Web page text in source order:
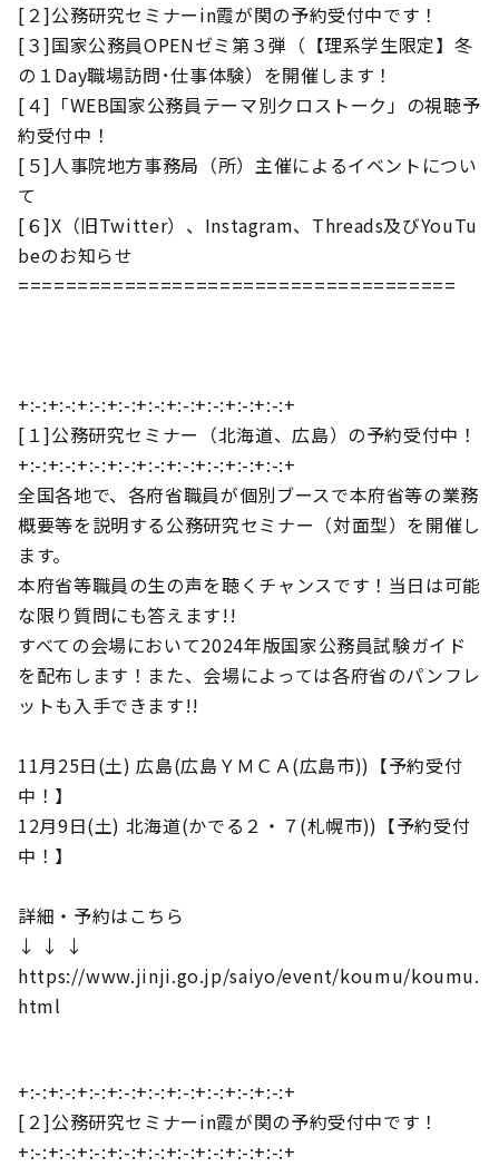
[２]公務研究セミナーin霞が関の予約受付中です！
[３]国家公務員OPENゼミ第３弾（【理系学生限定】冬
の１Day職場訪問･仕事体験）を開催します！
[４]「WEB国家公務員テーマ別クロストーク」の視聴予
約受付中！
[５]人事院地方事務局（所）主催によるイベントについ
て
[６]X（旧Twitter）、Instagram、Threads及びYouTu
beのお知らせ
=====================================
+:-:+:-:+:-:+:-:+:-:+:-:+:-:+:-:+:-:+
[１]公務研究セミナー（北海道、広島）の予約受付中！
+:-:+:-:+:-:+:-:+:-:+:-:+:-:+:-:+:-:+
全国各地で、各府省職員が個別ブースで本府省等の業務
概要等を説明する公務研究セミナー（対面型）を開催し
ます。
本府省等職員の生の声を聴くチャンスです！当日は可能
な限り質問にも答えます!!
すべての会場において2024年版国家公務員試験ガイド
を配布します！また、会場によっては各府省のパンフレ
ットも入手できます!!
11月25日(土) 広島(広島ＹＭＣＡ(広島市))【予約受付
中！】
12月9日(土) 北海道(かでる２・７(札幌市))【予約受付
中！】
詳細・予約はこちら
↓ ↓ ↓
https://www.jinji.go.jp/saiyo/event/koumu/koumu.
html
+:-:+:-:+:-:+:-:+:-:+:-:+:-:+:-:+:-:+
[２]公務研究セミナーin霞が関の予約受付中です！
+:-:+:-:+:-:+:-:+:-:+:-:+:-:+:-:+:-:+